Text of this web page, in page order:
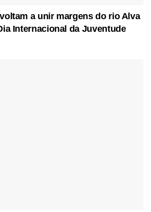
a unir margens do rio Alva
Internacional da Juventude